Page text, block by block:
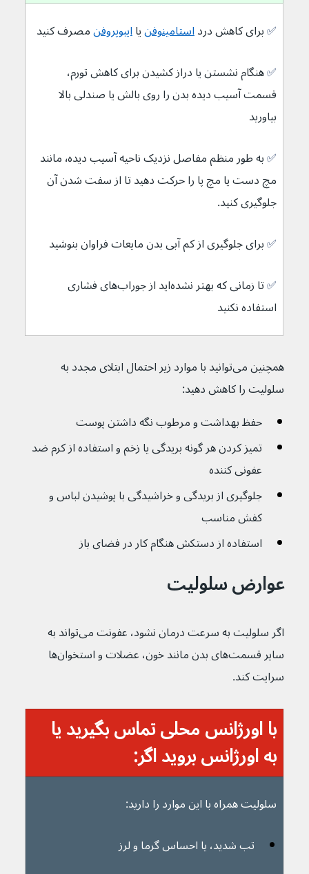
✅ برای کاهش درد استامینوفنیا ایبوپروفنمصرف کنید
✅ هنگام نشستن یا دراز کشیدن برای کاهش تورم،
قسمت آسیب دیده بدن را روی بالش یا صندلی بالا
بیاورید
✅
به طور منظم مفاصل نزدیک ناحیه آسیب دیده٬ مانند
مچ دست یا مچ پا را حرکت دهید تا از سفت شدن آن
جلوگیری کنید.
✅ برای جلوگیری از کم آبی بدن مایعات فراوان بنوشید
✅
تا زمانی که بهتر نشده‌اید از جوراب‌های فشاری
استفاده نکنید
همچنین می‌توانید با موارد زیر احتمال ابتلای مجدد به
سلولیت را کاهش دهید:
حفظ بهداشت و مرطوب نگه داشتن پوست
تمیز کردن هر گونه بریدگی یا زخم و استفاده از کرم ضد
عفونی کننده
جلوگیری از بریدگی و خراشیدگی با پوشیدن لباس و
کفش مناسب
استفاده از دستکش هنگام کار در فضای باز
عوارض سلولیت
اگر سلولیت به سرعت درمان نشود، عفونت می‌تواند به
سایر قسمت‌های بدن مانند خون، عضلات و استخوان‌ها
سرایت کند.
با اورژانس محلی تماس بگیرید یا
به اورژانس بروید اگر:
سلولیت همراه با این موارد را دارید:
تب شدید، یا احساس گرما و لرز